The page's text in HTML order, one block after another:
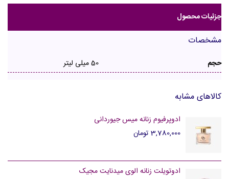
جزئیات محصول
مشخصات
حجم 50 میلی لیتر
کالاهای مشابه
ادوپرفیوم زنانه میس جیوردانی
3,780,000 تومان
ادوتویلت زنانه الوی میدنایت مجیک